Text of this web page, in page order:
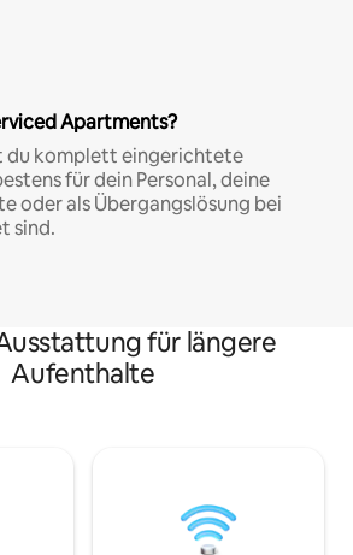
Apartments?
du komplett eingerichtete
für dein Personal, deine
oder als Übergangslösung bei
sind.
für längere
Aufenthalte